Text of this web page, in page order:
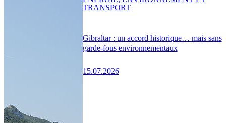
Gibraltar : un accord historique… mais sans
garde-fous environnementaux
15.07.2026
TRANSPORT